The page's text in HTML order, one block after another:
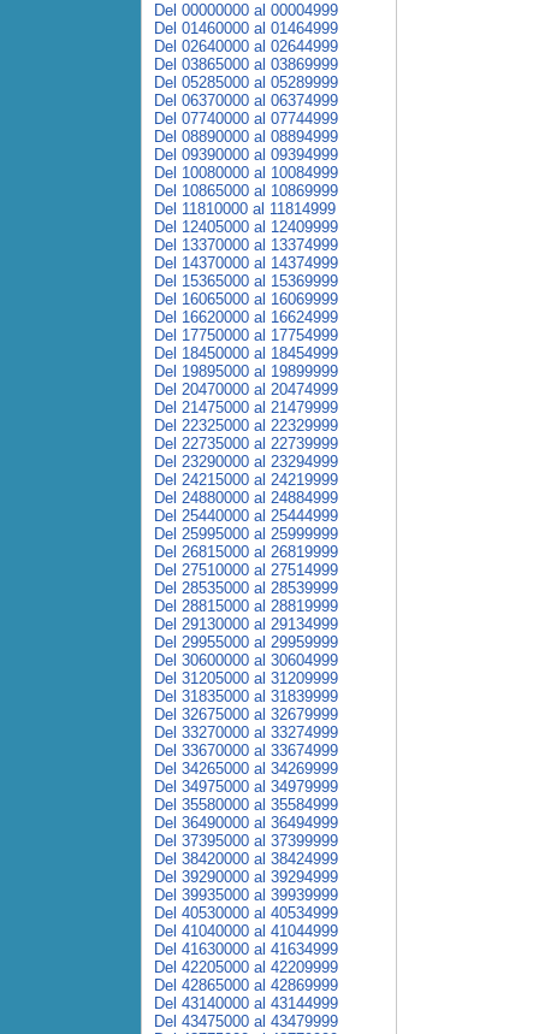
Del 00000000 al 00004999
Del 01460000 al 01464999
Del 02640000 al 02644999
Del 03865000 al 03869999
Del 05285000 al 05289999
Del 06370000 al 06374999
Del 07740000 al 07744999
Del 08890000 al 08894999
Del 09390000 al 09394999
Del 10080000 al 10084999
Del 10865000 al 10869999
Del 11810000 al 11814999
Del 12405000 al 12409999
Del 13370000 al 13374999
Del 14370000 al 14374999
Del 15365000 al 15369999
Del 16065000 al 16069999
Del 16620000 al 16624999
Del 17750000 al 17754999
Del 18450000 al 18454999
Del 19895000 al 19899999
Del 20470000 al 20474999
Del 21475000 al 21479999
Del 22325000 al 22329999
Del 22735000 al 22739999
Del 23290000 al 23294999
Del 24215000 al 24219999
Del 24880000 al 24884999
Del 25440000 al 25444999
Del 25995000 al 25999999
Del 26815000 al 26819999
Del 27510000 al 27514999
Del 28535000 al 28539999
Del 28815000 al 28819999
Del 29130000 al 29134999
Del 29955000 al 29959999
Del 30600000 al 30604999
Del 31205000 al 31209999
Del 31835000 al 31839999
Del 32675000 al 32679999
Del 33270000 al 33274999
Del 33670000 al 33674999
Del 34265000 al 34269999
Del 34975000 al 34979999
Del 35580000 al 35584999
Del 36490000 al 36494999
Del 37395000 al 37399999
Del 38420000 al 38424999
Del 39290000 al 39294999
Del 39935000 al 39939999
Del 40530000 al 40534999
Del 41040000 al 41044999
Del 41630000 al 41634999
Del 42205000 al 42209999
Del 42865000 al 42869999
Del 43140000 al 43144999
Del 43475000 al 43479999